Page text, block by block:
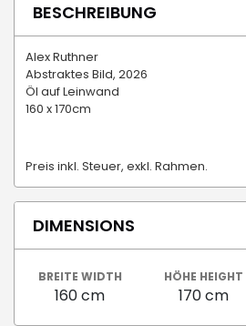
BESCHREIBUNG
Alex Ruthner
Abstraktes Bild, 2026
Öl auf Leinwand
160 x 170cm
Preis inkl. Steuer, exkl. Rahmen.
DIMENSIONS
BREITE WIDTH
160 cm
HÖHE HEIGHT
170 cm